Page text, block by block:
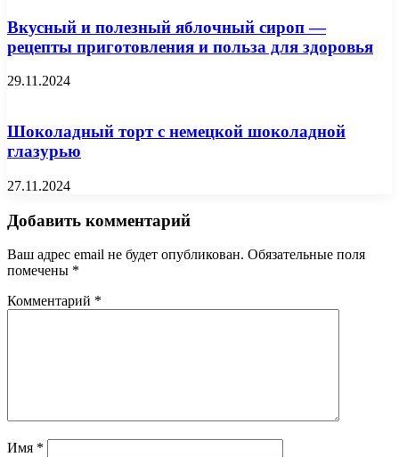
Вкусный и полезный яблочный сироп —
рецепты приготовления и польза для здоровья
29.11.2024
Шоколадный торт с немецкой шоколадной
глазурью
27.11.2024
Добавить комментарий
Ваш адрес email не будет опубликован. Обязательные поля
помечены *
Комментарий *
Имя *